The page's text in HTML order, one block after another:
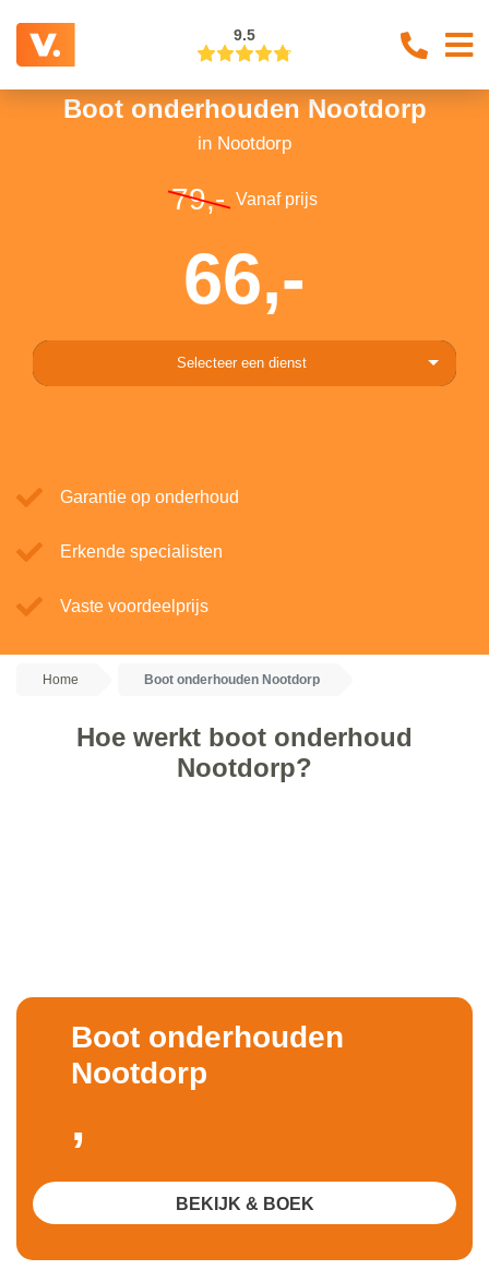
9.5
Boot onderhouden Nootdorp
in Nootdorp
79,- Vanaf prijs
66,-
Selecteer een dienst
Garantie op onderhoud
Erkende specialisten
Vaste voordeelprijs
Home Boot onderhouden Nootdorp
Hoe werkt boot onderhoud
Nootdorp?
Boot onderhouden
Nootdorp
,
BEKIJK & BOEK